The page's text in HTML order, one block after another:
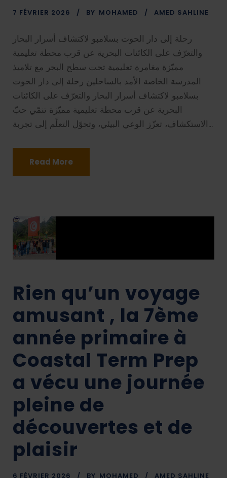
7 FÉVRIER 2026 BY MOHAMED AMED SAHLINE
رحلة إلى دار الحوت بسلامبو لاكتشاف أسرار البحار
والتعرّف على الكائنات البحرية عن قرب محطة تعليمية
مميّزة مغامرة تعليمية تحت سطح البحر مع تلاميذ
المدرسة الخاصة الأمد بالساحلين رحلة إلى دار الحوت
بسلامبو لاكتشاف أسرار البحار والتعرّف على الكائنات
البحرية عن قرب محطة تعليمية مميّزة تنمّي حبّ
الاستكشاف، تعزّز الوعي البيئي، وتحوّل التعلّم إلى تجربة...
Read More
Rien qu’un voyage
amusant , la 7ème
année primaire à
Coastal Term Prep
a vécu une journée
pleine de
découvertes et de
plaisir
6 FÉVRIER 2026 BY MOHAMED AMED SAHLINE